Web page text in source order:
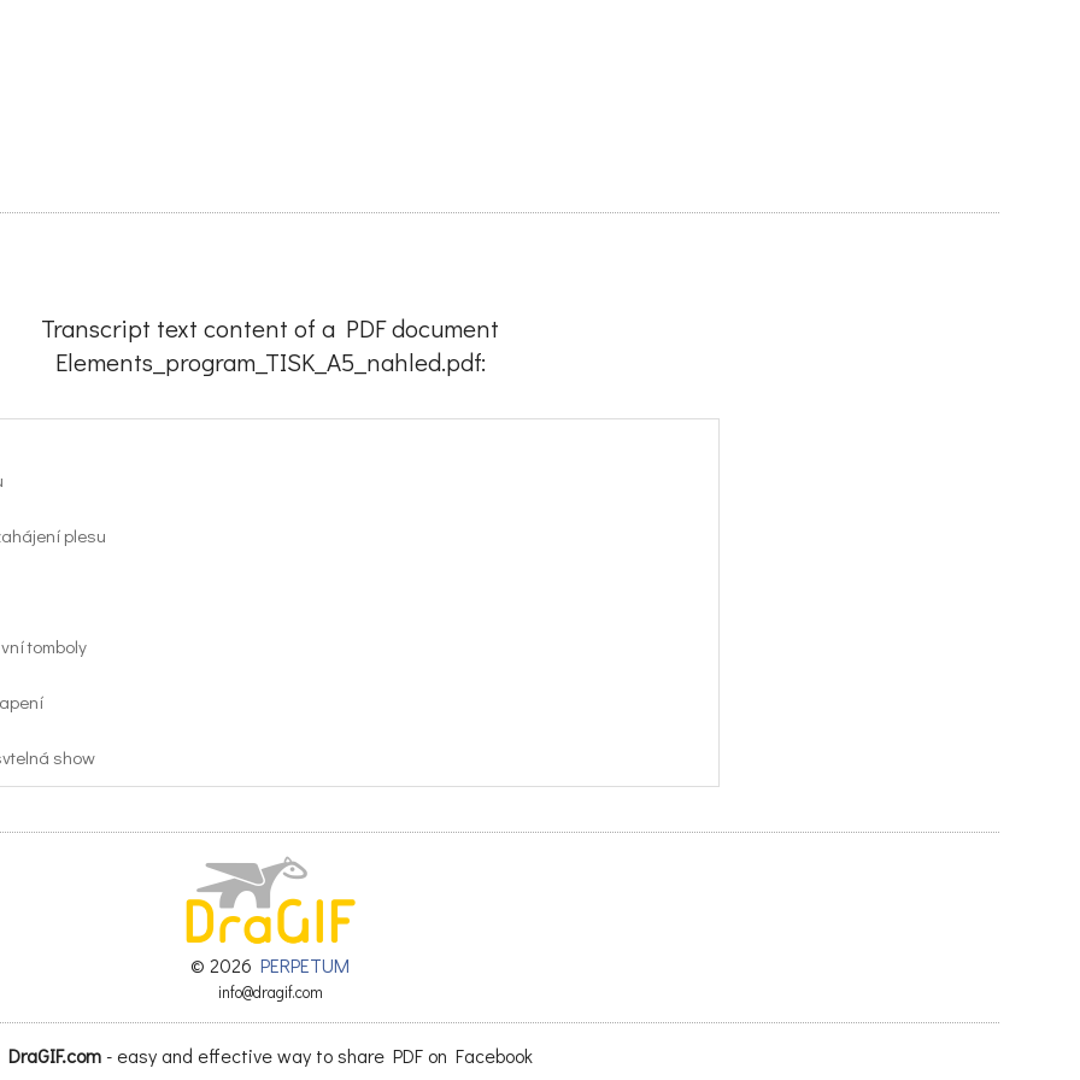
Transcript text content of a PDF document
Elements_program_TISK_A5_nahled.pdf:
plesu
tomboly
show
© 2026 PERPETUM
info@dragif.com
DraGIF.com- easy and effective way to share PDF on Facebook